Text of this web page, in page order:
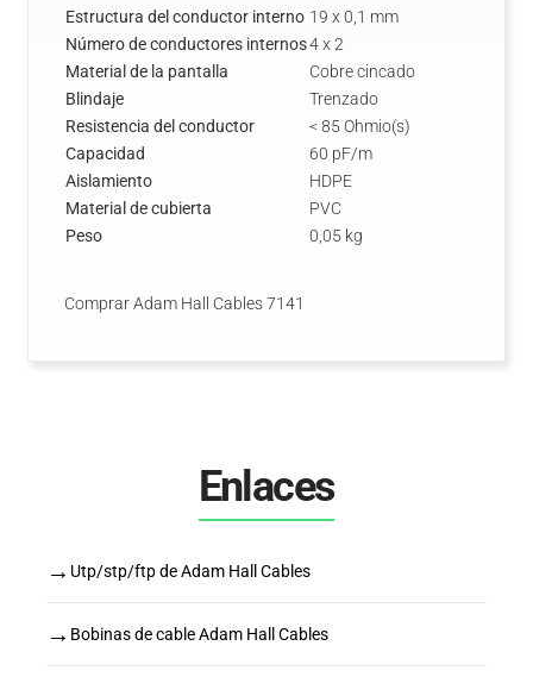
Estructura del conductor interno 19 x 0,1 mm
Número de conductores internos4 x 2
Material de la pantalla
Cobre cincado
Blindaje
Trenzado
Resistencia del conductor
< 85 Ohmio(s)
Capacidad
60 pF/m
Aislamiento
HDPE
Material de cubierta
PVC
Peso
0,05 kg
Comprar Adam Hall Cables 7141
Enlaces
→ Utp/stp/ftp de Adam Hall Cables
→ Bobinas de cable Adam Hall Cables